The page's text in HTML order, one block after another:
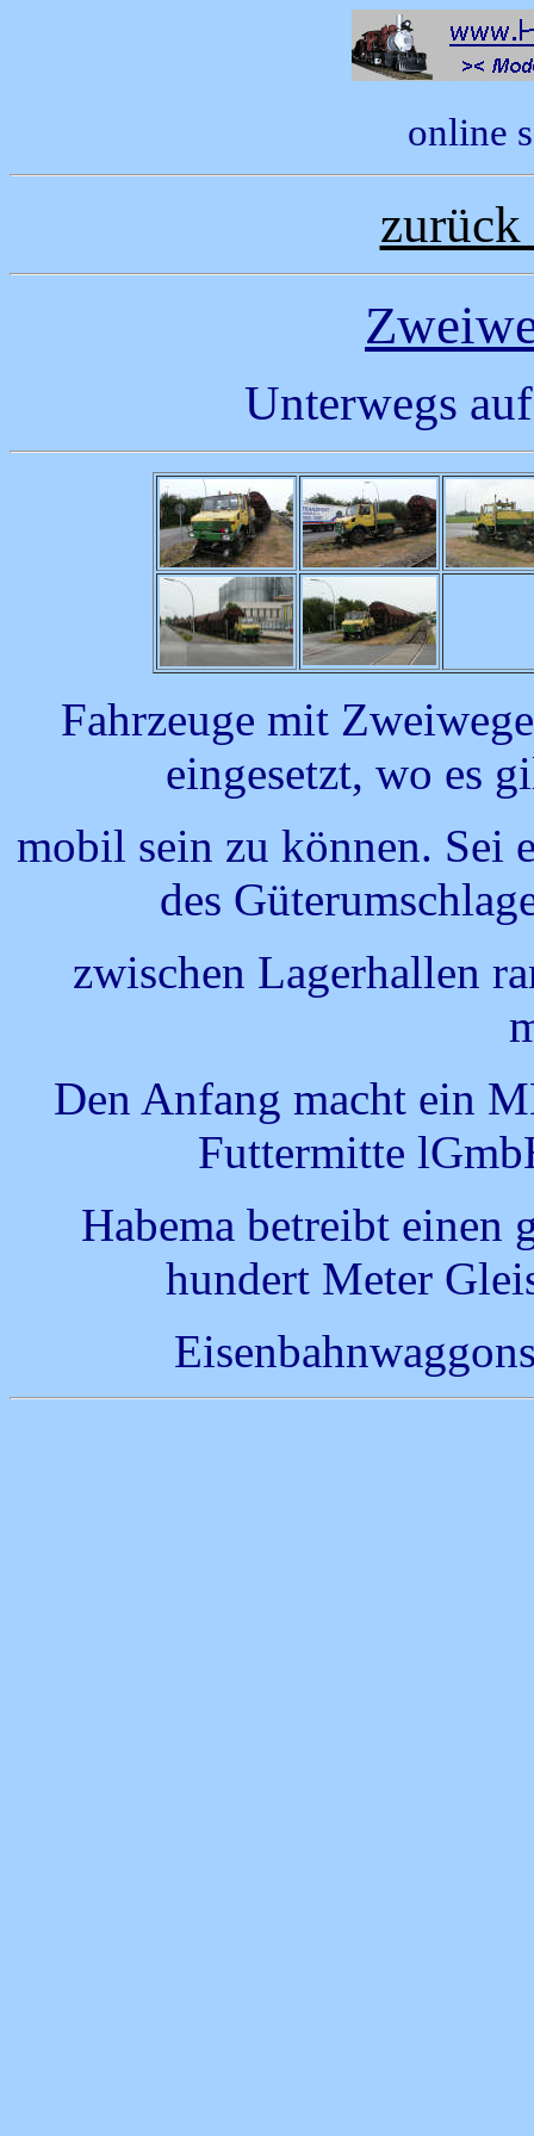
online
Unterwegs
Fahrzeuge mit
eingesetzt, wo es
mobil sein zu können. Sei
des
zwischen Lagerhallen
Den Anfang macht ein
Futtermitte
Habema betreibt einen
hundert Meter